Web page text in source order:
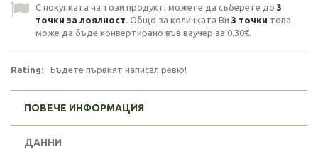
С покупката на този продукт, можете да съберете до 3
точки за лоялност. Общо за количката Ви 3 точки това
може да бъде конвертирано във ваучер за 0.30€.
Rating: Бъдете първият написал ревю!
ПОВЕЧЕ ИНФОРМАЦИЯ
ДАННИ